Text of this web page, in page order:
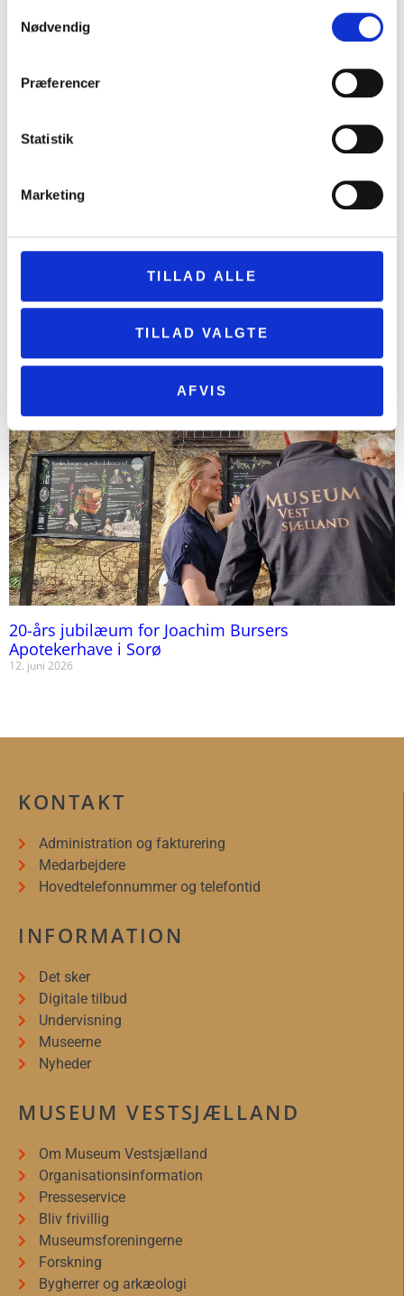
Nødvendig
Præferencer
Statistik
Marketing
TILLAD ALLE
TILLAD VALGTE
AFVIS
20. juni 2026
Den historiske have er vendt hjem
16. juni 2026
20-års jubilæum for Joachim Bursers
Apotekerhave i Sorø
12. juni 2026
KONTAKT
Administration og fakturering
Medarbejdere
Hovedtelefonnummer og telefontid
INFORMATION
Det sker
Digitale tilbud
Undervisning
Museerne
Nyheder
MUSEUM VESTSJÆLLAND
Om Museum Vestsjælland
Organisationsinformation
Presseservice
Bliv frivillig
Museumsforeningerne
Forskning
Bygherrer og arkæologi